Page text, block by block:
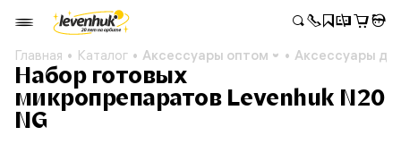
Главная Каталог Аксессуары оптом Аксессуары
Набор готовых
микропрепаратов Levenhuk N20
NG